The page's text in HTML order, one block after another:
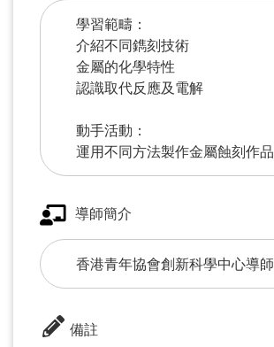
學習範疇：
介紹不同鐫刻技術
金屬的化學特性
認識取代反應及電解
動手活動：
運用不同方法製作金屬蝕刻作品
導師簡介
香港青年協會創新科學中心導師
備註